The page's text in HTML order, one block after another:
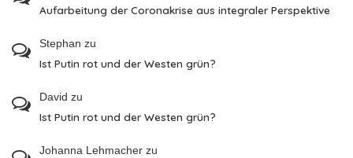
Aufarbeitung der Coronakrise aus integraler Perspektive
Stephan zu
Ist Putin rot und der Westen grün?
David zu
Ist Putin rot und der Westen grün?
Johanna Lehmacher zu